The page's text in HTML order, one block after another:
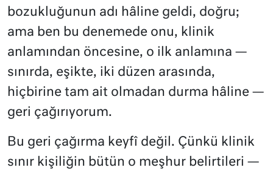
bozukluğunun adı hâline geldi, doğru;
ama ben bu denemede onu, klinik
anlamından öncesine, o ilk anlamına —
sınırda, eşikte, iki düzen arasında,
hiçbirine tam ait olmadan durma hâline —
geri çağırıyorum.
Bu geri çağırma keyfî değil. Çünkü klinik
sınır kişiliğin bütün o meşhur belirtileri —